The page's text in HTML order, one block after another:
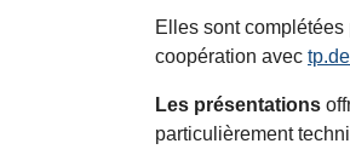
Elles sont complétées
coopération avec
Les présentations
particulièrement